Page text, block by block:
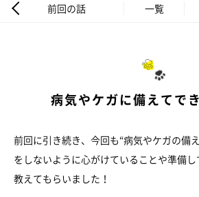
前回の話 一覧
病気やケガに備えてで
前回に引き続き、今回も“病気やケガの備
をしないように心がけていることや準備
教えてもらいました！